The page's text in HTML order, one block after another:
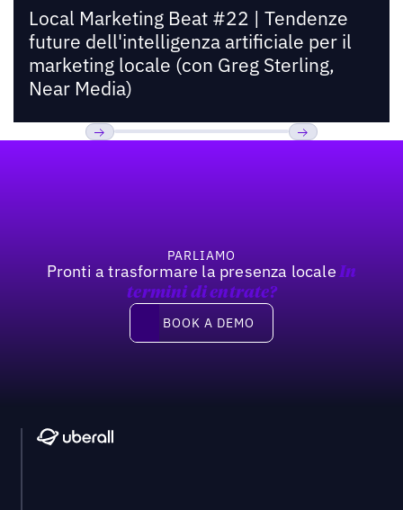
Local Marketing Beat #22 | Tendenze
future dell'intelligenza artificiale per il
marketing locale (con Greg Sterling,
Near Media)
PARLIAMO
Pronti a trasformare la presenza locale In
termini di entrate?
Book a demo
BOOK A DEMO